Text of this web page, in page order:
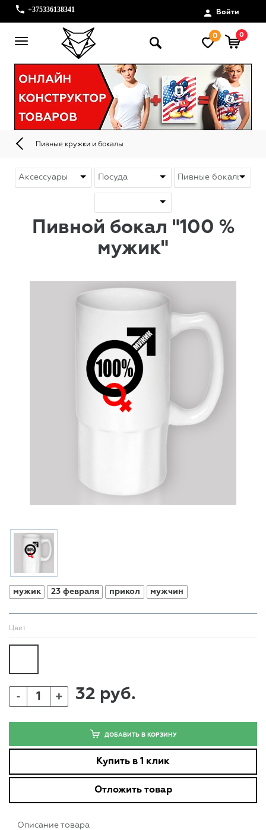
+375336138341 Войти
0 0
Пивные кружки и бокалы
Пивной бокал "100 %
мужик"
мужик 23 февраля прикол мужчин
Цвет
- + 32 руб.
ДОБАВИТЬ В КОРЗИНУ
Купить в 1 клик
Отложить товар
Описание товара